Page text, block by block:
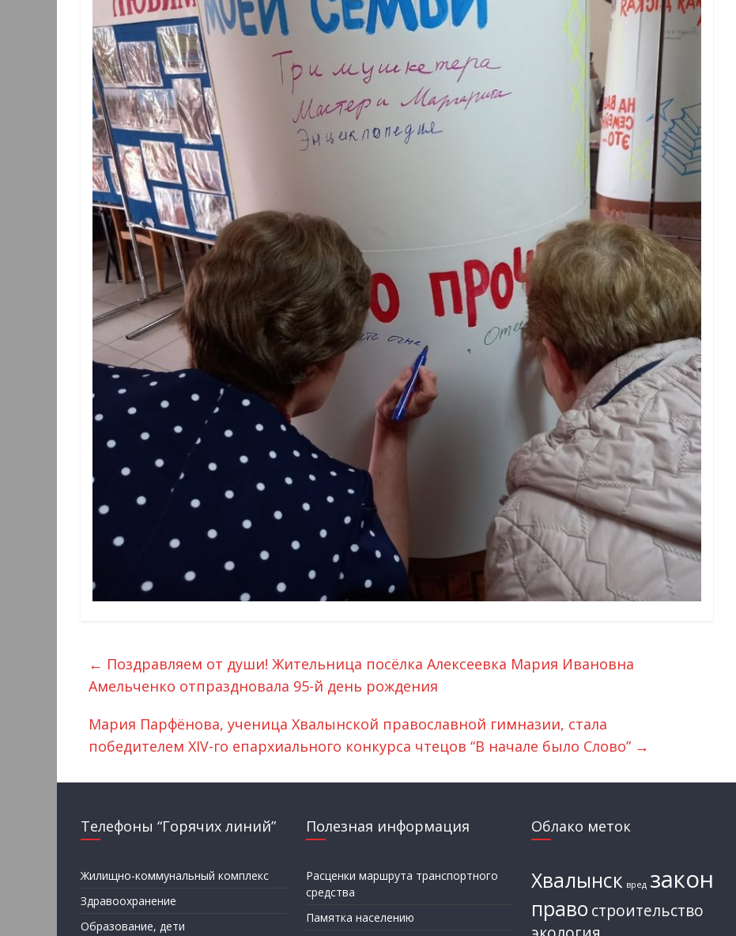
← Поздравляем от души! Жительница посёлка Алексеевка Мария Ивановна
Амельченко отпраздновала 95-й день рождения
Мария Парфёнова, ученица Хвалынской православной гимназии, стала
победителем XIV-го епархиального конкурса чтецов “В начале было Слово” →
Телефоны “Горячих линий”
Жилищно-коммунальный комплекс
Здравоохранение
Образование, дети
Полезная информация
Расценки маршрута транспортного
средства
Памятка населению
Облако меток
Хвалынск вред закон
право строительство